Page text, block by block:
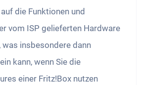
die Funktionen und
vom ISP gelieferten Hardware
insbesondere dann
kann, wenn Sie die
einer Fritz!Box nutzen